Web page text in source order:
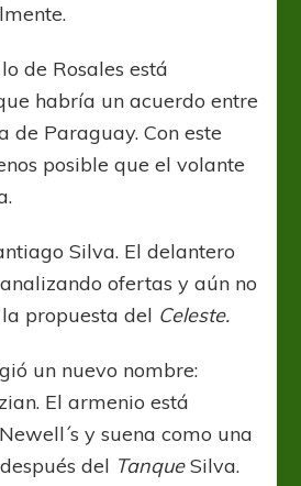
de Rosales está
habría un acuerdo entre
de Paraguay. Con este
posible que el volante
Silva. El delantero
ofertas y aún no
propuesta del Celeste.
un nuevo nombre:
El armenio está
y suena como una
del TanqueSilva.